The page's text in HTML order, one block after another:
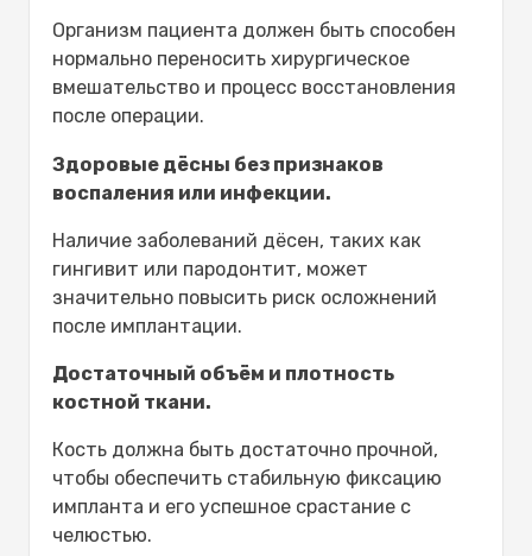
Организм пациента должен быть способен
нормально переносить хирургическое
вмешательство и процесс восстановления
после операции.
Здоровые дёсны без признаков
воспаления или инфекции.
Наличие заболеваний дёсен, таких как
гингивит или пародонтит, может
значительно повысить риск осложнений
после имплантации.
Достаточный объём и плотность
костной ткани.
Кость должна быть достаточно прочной,
чтобы обеспечить стабильную фиксацию
импланта и его успешное срастание с
челюстью.